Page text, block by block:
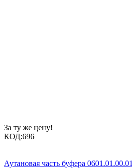
За ту же цену!
КОД:696
Аутановая часть буфера